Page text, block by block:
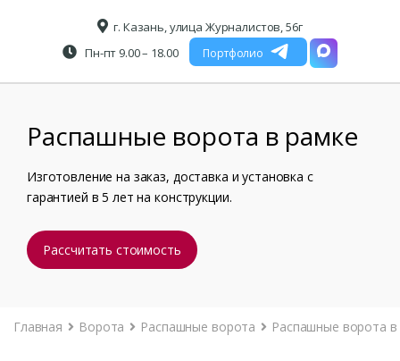
г. Казань, улица Журналистов, 56г
Пн-пт 9.00 – 18.00
Портфолио
Распашные ворота в рамке
Изготовление на заказ, доставка и установка с
гарантией в 5 лет на конструкции.
Рассчитать стоимость
Главная Ворота Распашные ворота Распашные ворота